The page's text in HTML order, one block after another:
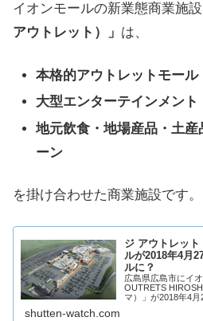
イオンモールの新業態商業施設
アウトレット）」 は、
本格的アウトレットモール
大型エンターテインメント
地元飲食・地場産品・土
ーン
を掛け合わせた商業施設です。
ジ アウトレッ
ルが2018年4月
ルに？
広島県広島市にイ
OUTRETS
マ）」が2018年4月
ト ヒロシマ」は、
shutten-watch.com